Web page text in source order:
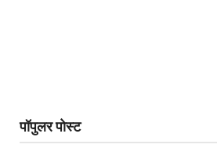
पॉपुलर पोस्ट